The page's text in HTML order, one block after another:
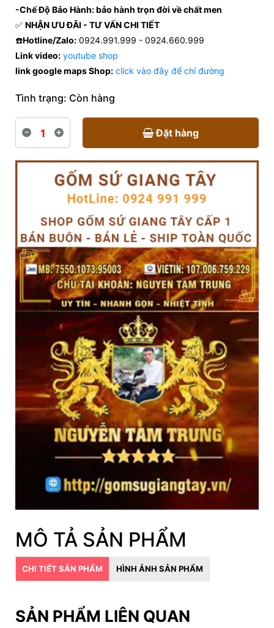
-Chế Độ Bảo Hành: bảo hành trọn đời về chất men
✅ NHẬN ƯU ĐÃI - TƯ VẤN CHI TIẾT
☎️Hotline/Zalo: 0924.991.999 - 0924.660.999
Link video: youtube shop
link google maps Shop: click vào đây để chỉ đường
Tình trạng: Còn hàng
- + Đặt hàng
MÔ TẢ SẢN PHẨM
CHI TIẾT SẢN PHẨM HÌNH ẢNH SẢN PHẨM
SẢN PHẨM LIÊN QUAN